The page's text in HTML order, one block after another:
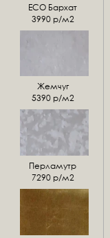
ECO Бархат
3990 р/м2
Жемчуг
5390 р/м2
Перламутр
7290 р/м2